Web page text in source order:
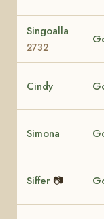
Singoalla
2732
Cindy
Simona
Siffer 📷